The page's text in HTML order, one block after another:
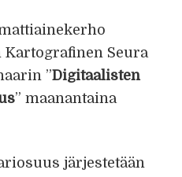
Kartografinen Seura
”Digitaalisten
” maanantaina
järjestetään